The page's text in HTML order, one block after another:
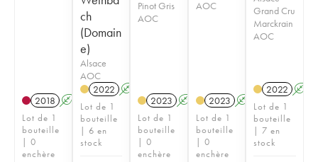
2018 A
Lot de 1
bouteille
| 0
enchère
ch
(Domain
e)
Alsace
AOC
2022 A
Lot de 1
bouteille
| 6 en
stock
Pinot Gris
AOC
2023 A
Lot de 1
bouteille
| 0
enchère
AOC
2023 A
Lot de 1
bouteille
| 0
enchère
Grand Cru
Marckrain
AOC
2022 A
Lot de 1
bouteille
| 7 en
stock